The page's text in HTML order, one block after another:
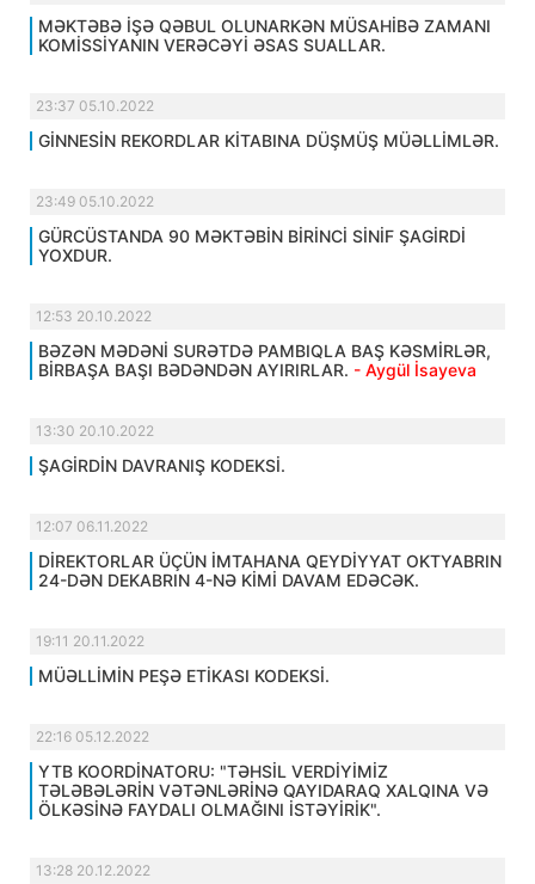
MƏKTƏBƏ İŞƏ QƏBUL OLUNARKƏN MÜSAHİBƏ ZAMANI
KOMİSSİYANIN VERƏCƏYİ ƏSAS SUALLAR.
23:37 05.10.2022
GİNNESİN REKORDLAR KİTABINA DÜŞMÜŞ MÜƏLLİMLƏR.
23:49 05.10.2022
GÜRCÜSTANDA 90 MƏKTƏBİN BİRİNCİ SİNİF ŞAGİRDİ
YOXDUR.
12:53 20.10.2022
BƏZƏN MƏDƏNİ SURƏTDƏ PAMBIQLA BAŞ KƏSMİRLƏR,
BİRBAŞA BAŞI BƏDƏNDƏN AYIRIRLAR. - Aygül İsayeva
13:30 20.10.2022
ŞAGİRDİN DAVRANIŞ KODEKSİ.
12:07 06.11.2022
DİREKTORLAR ÜÇÜN İMTAHANA QEYDİYYAT OKTYABRIN
24-DƏN DEKABRIN 4-NƏ KİMİ DAVAM EDƏCƏK.
19:11 20.11.2022
MÜƏLLİMİN PEŞƏ ETİKASI KODEKSİ.
22:16 05.12.2022
YTB KOORDİNATORU: "TƏHSİL VERDİYİMİZ
TƏLƏBƏLƏRİN VƏTƏNLƏRİNƏ QAYIDARAQ XALQINA VƏ
ÖLKƏSİNƏ FAYDALI OLMAĞINI İSTƏYİRİK".
13:28 20.12.2022